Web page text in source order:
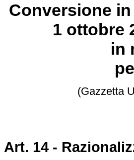
Conversione
1 ottobre
in
(Gazzetta
Art. 14 -